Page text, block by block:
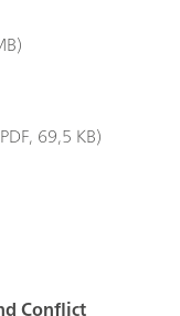
69,5 KB)
Conflict